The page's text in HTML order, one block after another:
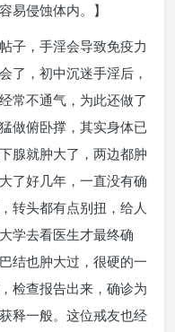
易侵蚀体内。】
子，手淫会导致免疫力
了，初中沉迷手淫后，
常不通气，为此还做了
做俯卧撑，其实身体已
腺就肿大了，两边都肿
了好几年，一直没有确
转头都有点别扭，给人
学去看医生才最终确
结也肿大过，很硬的一
检查报告出来，确诊为
释一般。这位戒友也经